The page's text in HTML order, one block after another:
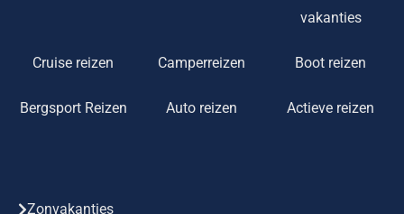
vakanties
Cruise reizen Camperreizen Boot reizen
Bergsport Reizen Auto reizen Actieve reizen
Zonvakanties